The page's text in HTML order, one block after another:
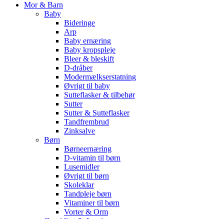
Mor & Barn
Baby
Bideringe
Arp
Baby ernæring
Baby kropspleje
Bleer & bleskift
D-dråber
Modermælkserstatning
Øvrigt til baby
Sutteflasker & tilbehør
Sutter
Sutter & Sutteflasker
Tandfrembrud
Zinksalve
Børn
Børneernæring
D-vitamin til børn
Lusemidler
Øvrigt til børn
Skoleklar
Tandpleje børn
Vitaminer til børn
Vorter & Orm